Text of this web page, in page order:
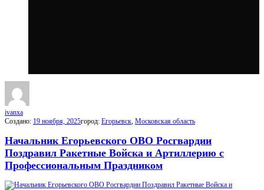
МойГород
Последний
Посты
ivanxa
Создано: 19 ноября, 2025город: Егорьевск, Московская область
Начальник Егорьевского ОВО Росгвардии
Поздравил Ракетные Войска и Артиллерию с
Профессиональным Праздником